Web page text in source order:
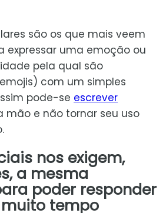
são os que mais veem
expressar uma emoção ou
pela qual são
com um simples
pode-se escrever
mão e não tornar seu uso
nos exigem,
a mesma
poder responder
tempo